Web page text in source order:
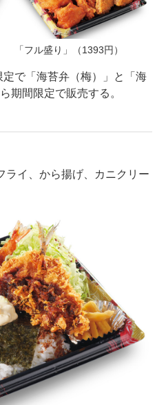
「フル盛り」（1393円）
で「海苔弁（梅）」と「海
期間限定で販売する。
ライ、から揚げ、カニクリー